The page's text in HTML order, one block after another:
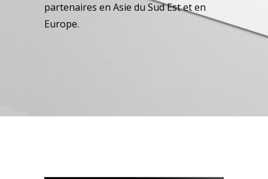
partenaires en Asie du Sud Est et en
Europe.